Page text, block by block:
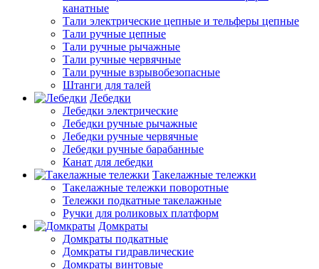
канатные
Тали электрические цепные и тельферы цепные
Тали ручные цепные
Тали ручные рычажные
Тали ручные червячные
Тали ручные взрывобезопасные
Штанги для талей
Лебедки
Лебедки электрические
Лебедки ручные рычажные
Лебедки ручные червячные
Лебедки ручные барабанные
Канат для лебедки
Такелажные тележки
Такелажные тележки поворотные
Тележки подкатные такелажные
Ручки для роликовых платформ
Домкраты
Домкраты подкатные
Домкраты гидравлические
Домкраты винтовые